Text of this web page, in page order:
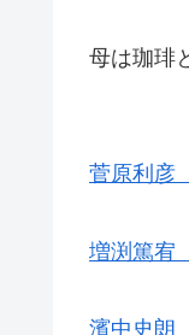
母は珈琲
菅原利彦
増渕篤宥
濱中史